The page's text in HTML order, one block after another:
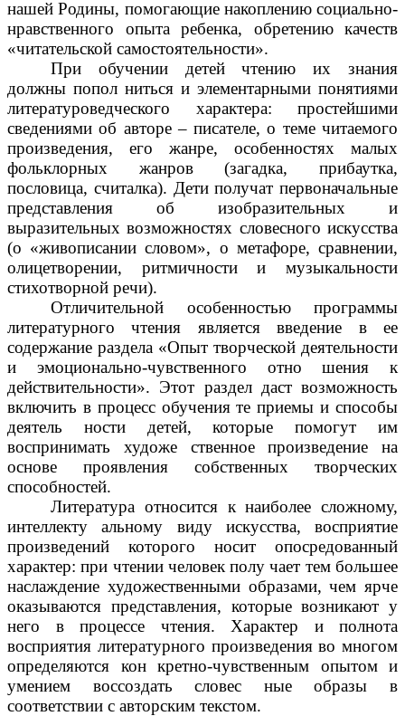
нашей Родины, помогающие накоплению социально-
нравственного опыта ребенка, обретению качеств
«читательской самостоятельности».
При обучении детей чтению их знания
должны попол ниться и элементарными понятиями
литературоведческого характера: простейшими
сведениями об авторе – писателе, о теме читаемого
произведения, его жанре, особенностях малых
фольклорных жанров (загадка, прибаутка,
пословица, считалка). Дети получат первоначальные
представления об изобразительных и
выразительных возможностях словесного искусства
(о «живописании словом», о метафоре, сравнении,
олицетворении, ритмичности и музыкальности
стихотворной речи).
Отличительной особенностью программы
литературного чтения является введение в ее
содержание раздела «Опыт творческой деятельности
и эмоционально-чувственного отно шения к
действительности». Этот раздел даст возможность
включить в процесс обучения те приемы и способы
деятель ности детей, которые помогут им
воспринимать художе ственное произведение на
основе проявления собственных творческих
способностей.
Литература относится к наиболее сложному,
интеллекту альному виду искусства, восприятие
произведений которого носит опосредованный
характер: при чтении человек полу чает тем большее
наслаждение художественными образами, чем ярче
оказываются представления, которые возникают у
него в процессе чтения. Характер и полнота
восприятия литературного произведения во многом
определяются кон кретно-чувственным опытом и
умением воссоздать словес ные образы в
соответствии с авторским текстом.